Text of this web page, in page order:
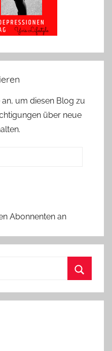
um diesen Blog zu
über neue
Abonnenten an